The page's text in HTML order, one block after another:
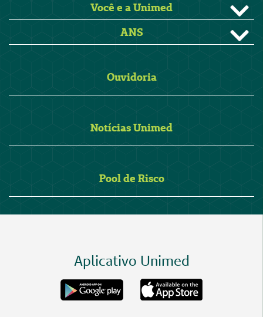
Você e a Unimed
ANS
Ouvidoria
Notícias Unimed
Pool de Risco
Aplicativo Unimed